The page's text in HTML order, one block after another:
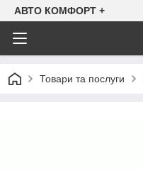
АВТО КОМФОРТ +
Товари та послуги